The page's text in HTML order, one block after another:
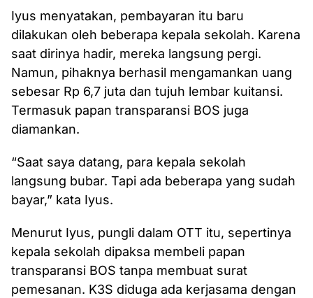
Iyus menyatakan, pembayaran itu baru
dilakukan oleh beberapa kepala sekolah. Karena
saat dirinya hadir, mereka langsung pergi.
Namun, pihaknya berhasil mengamankan uang
sebesar Rp 6,7 juta dan tujuh lembar kuitansi.
Termasuk papan transparansi BOS juga
diamankan.
“Saat saya datang, para kepala sekolah
langsung bubar. Tapi ada beberapa yang sudah
bayar,” kata Iyus.
Menurut Iyus, pungli dalam OTT itu, sepertinya
kepala sekolah dipaksa membeli papan
transparansi BOS tanpa membuat surat
pemesanan. K3S diduga ada kerjasama dengan